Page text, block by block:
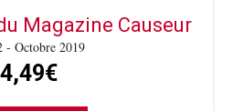
Magazine Causeur
- Octobre 2019
4,49€